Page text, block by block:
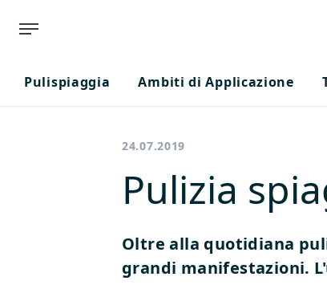
Pulispiaggia Ambiti di Applicazione
24.07.2019
Pulizia
Oltre alla quotidiana
grandi manifestazioni.